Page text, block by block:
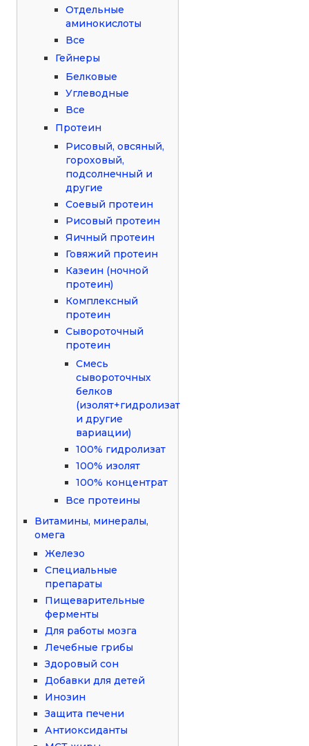
Отдельные
аминокислоты
Все
Гейнеры
Белковые
Углеводные
Все
Протеин
Рисовый, овсяный,
гороховый,
подсолнечный и
другие
Соевый протеин
Рисовый протеин
Яичный протеин
Говяжий протеин
Казеин (ночной
протеин)
Комплексный
протеин
Сывороточный
протеин
Смесь
сывороточных
белков
(изолят+гидролизат
и другие
вариации)
100% гидролизат
100% изолят
100% концентрат
Все протеины
Витамины, минералы,
омега
Железо
Специальные
препараты
Пищеварительные
ферменты
Для работы мозга
Лечебные грибы
Здоровый сон
Добавки для детей
Инозин
Защита печени
Антиоксиданты